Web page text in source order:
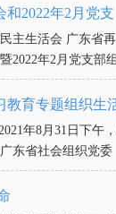
...
和2022年2月党支
业与创业发展促进会
2022年2月党支部
训学校党员活动
教育专题组织生
年8月31日下午
东省社会组织党
的通知》要求召
组织...